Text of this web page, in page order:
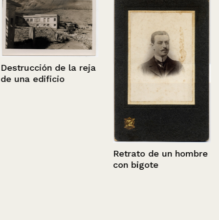
Destrucción de la reja
de una edificio
Retrato de un hombre
con bigote